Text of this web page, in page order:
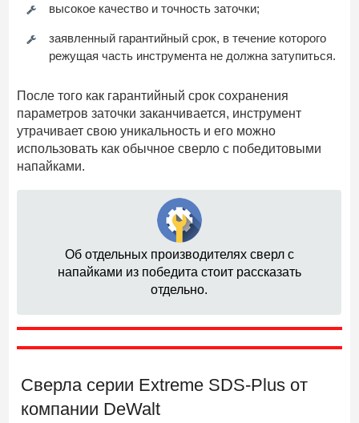
высокое качество и точность заточки;
заявленный гарантийный срок, в течение которого
режущая часть инструмента не должна затупиться.
После того как гарантийный срок сохранения
параметров заточки заканчивается, инструмент
утрачивает свою уникальность и его можно
использовать как обычное сверло с победитовыми
напайками.
Об отдельных производителях сверл с
напайками из победита стоит рассказать
отдельно.
Сверла серии Extreme SDS-Plus от
компании DeWalt